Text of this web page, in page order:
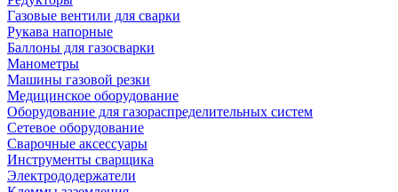
Газовые вентили для сварки
Рукава напорные
Баллоны для газосварки
Манометры
Машины газовой резки
Медицинское оборудование
Оборудование для газораспределительных систем
Сетевое оборудование
Сварочные аксессуары
Инструменты сварщика
Электрододержатели